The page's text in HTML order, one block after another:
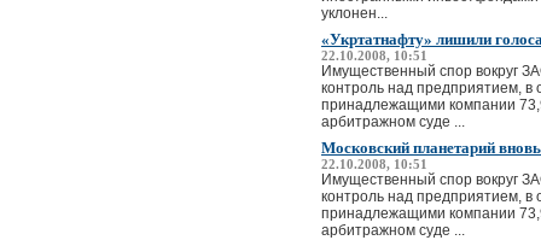
уклонен...
«Укртатнафту» лишили
22.10.2008, 10:51
Имущественный спор вокруг
контроль над предприятием, в
принадлежащими компании
арбитражном суде ...
Московский планетарий
22.10.2008, 10:51
Имущественный спор вокруг
контроль над предприятием, в
принадлежащими компании
арбитражном суде ...